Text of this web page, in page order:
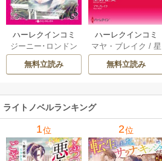
ハーレクインコミ
ックス セット 202
6年 vol.1064 1巻
ジーニー･ロンドン
橘花夜/ メアリ
ー･ライアンズ
ーガン/星合操/ア
ン･ウィール/ 津寺
里可子
無料立読み
ハーレクインコミ
ックス セット 202
6年 vol.1002 1巻
マヤ・ブレイク / 星
野正美/ ヘレン･ブ
ルックス/のわきね
ウェイ/一重夕子
無料立読み
ライトノベルランキング
1位 2位